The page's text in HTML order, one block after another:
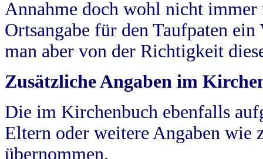
Annahme doch wohl nicht
Ortsangabe für den Taufpaten
man aber von der Richtigkeit
Zusätzliche Angaben im
Die im Kirchenbuch ebenfalls
Eltern oder weitere Angaben wie
übernommen.